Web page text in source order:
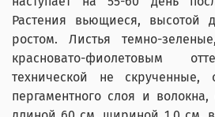
Растения вьющиеся,
ростом. Листья темно-
красновато-фиолетовым
технической не скрученные,
пергаментного слоя и